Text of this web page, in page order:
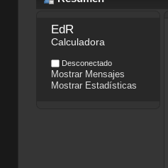
EdR
Calculadora
Desconectado
Mostrar Mensajes
Mostrar Estadísticas